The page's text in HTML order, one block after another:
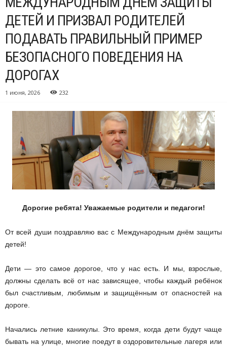
ДЕТЕЙ И ПРИЗВАЛ РОДИТЕЛЕЙ
ПОДАВАТЬ ПРАВИЛЬНЫЙ ПРИМЕР
БЕЗОПАСНОГО ПОВЕДЕНИЯ НА
ДОРОГАХ
1 июня, 2026 232
Дорогие ребята! Уважаемые родители и педагоги!
От всей души поздравляю вас с Международным днём защиты
детей!
Дети — это самое дорогое, что у нас есть. И мы, взрослые,
должны сделать всё от нас зависящее, чтобы каждый ребёнок
был счастливым, любимым и защищённым от опасностей на
дороге.
Начались летние каникулы. Это время, когда дети будут чаще
бывать на улице, многие поедут в оздоровительные лагеря или